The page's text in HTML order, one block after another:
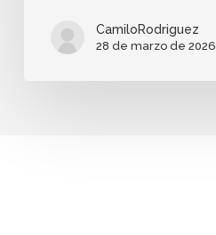
CamiloRodriguez
28 de marzo de 2026